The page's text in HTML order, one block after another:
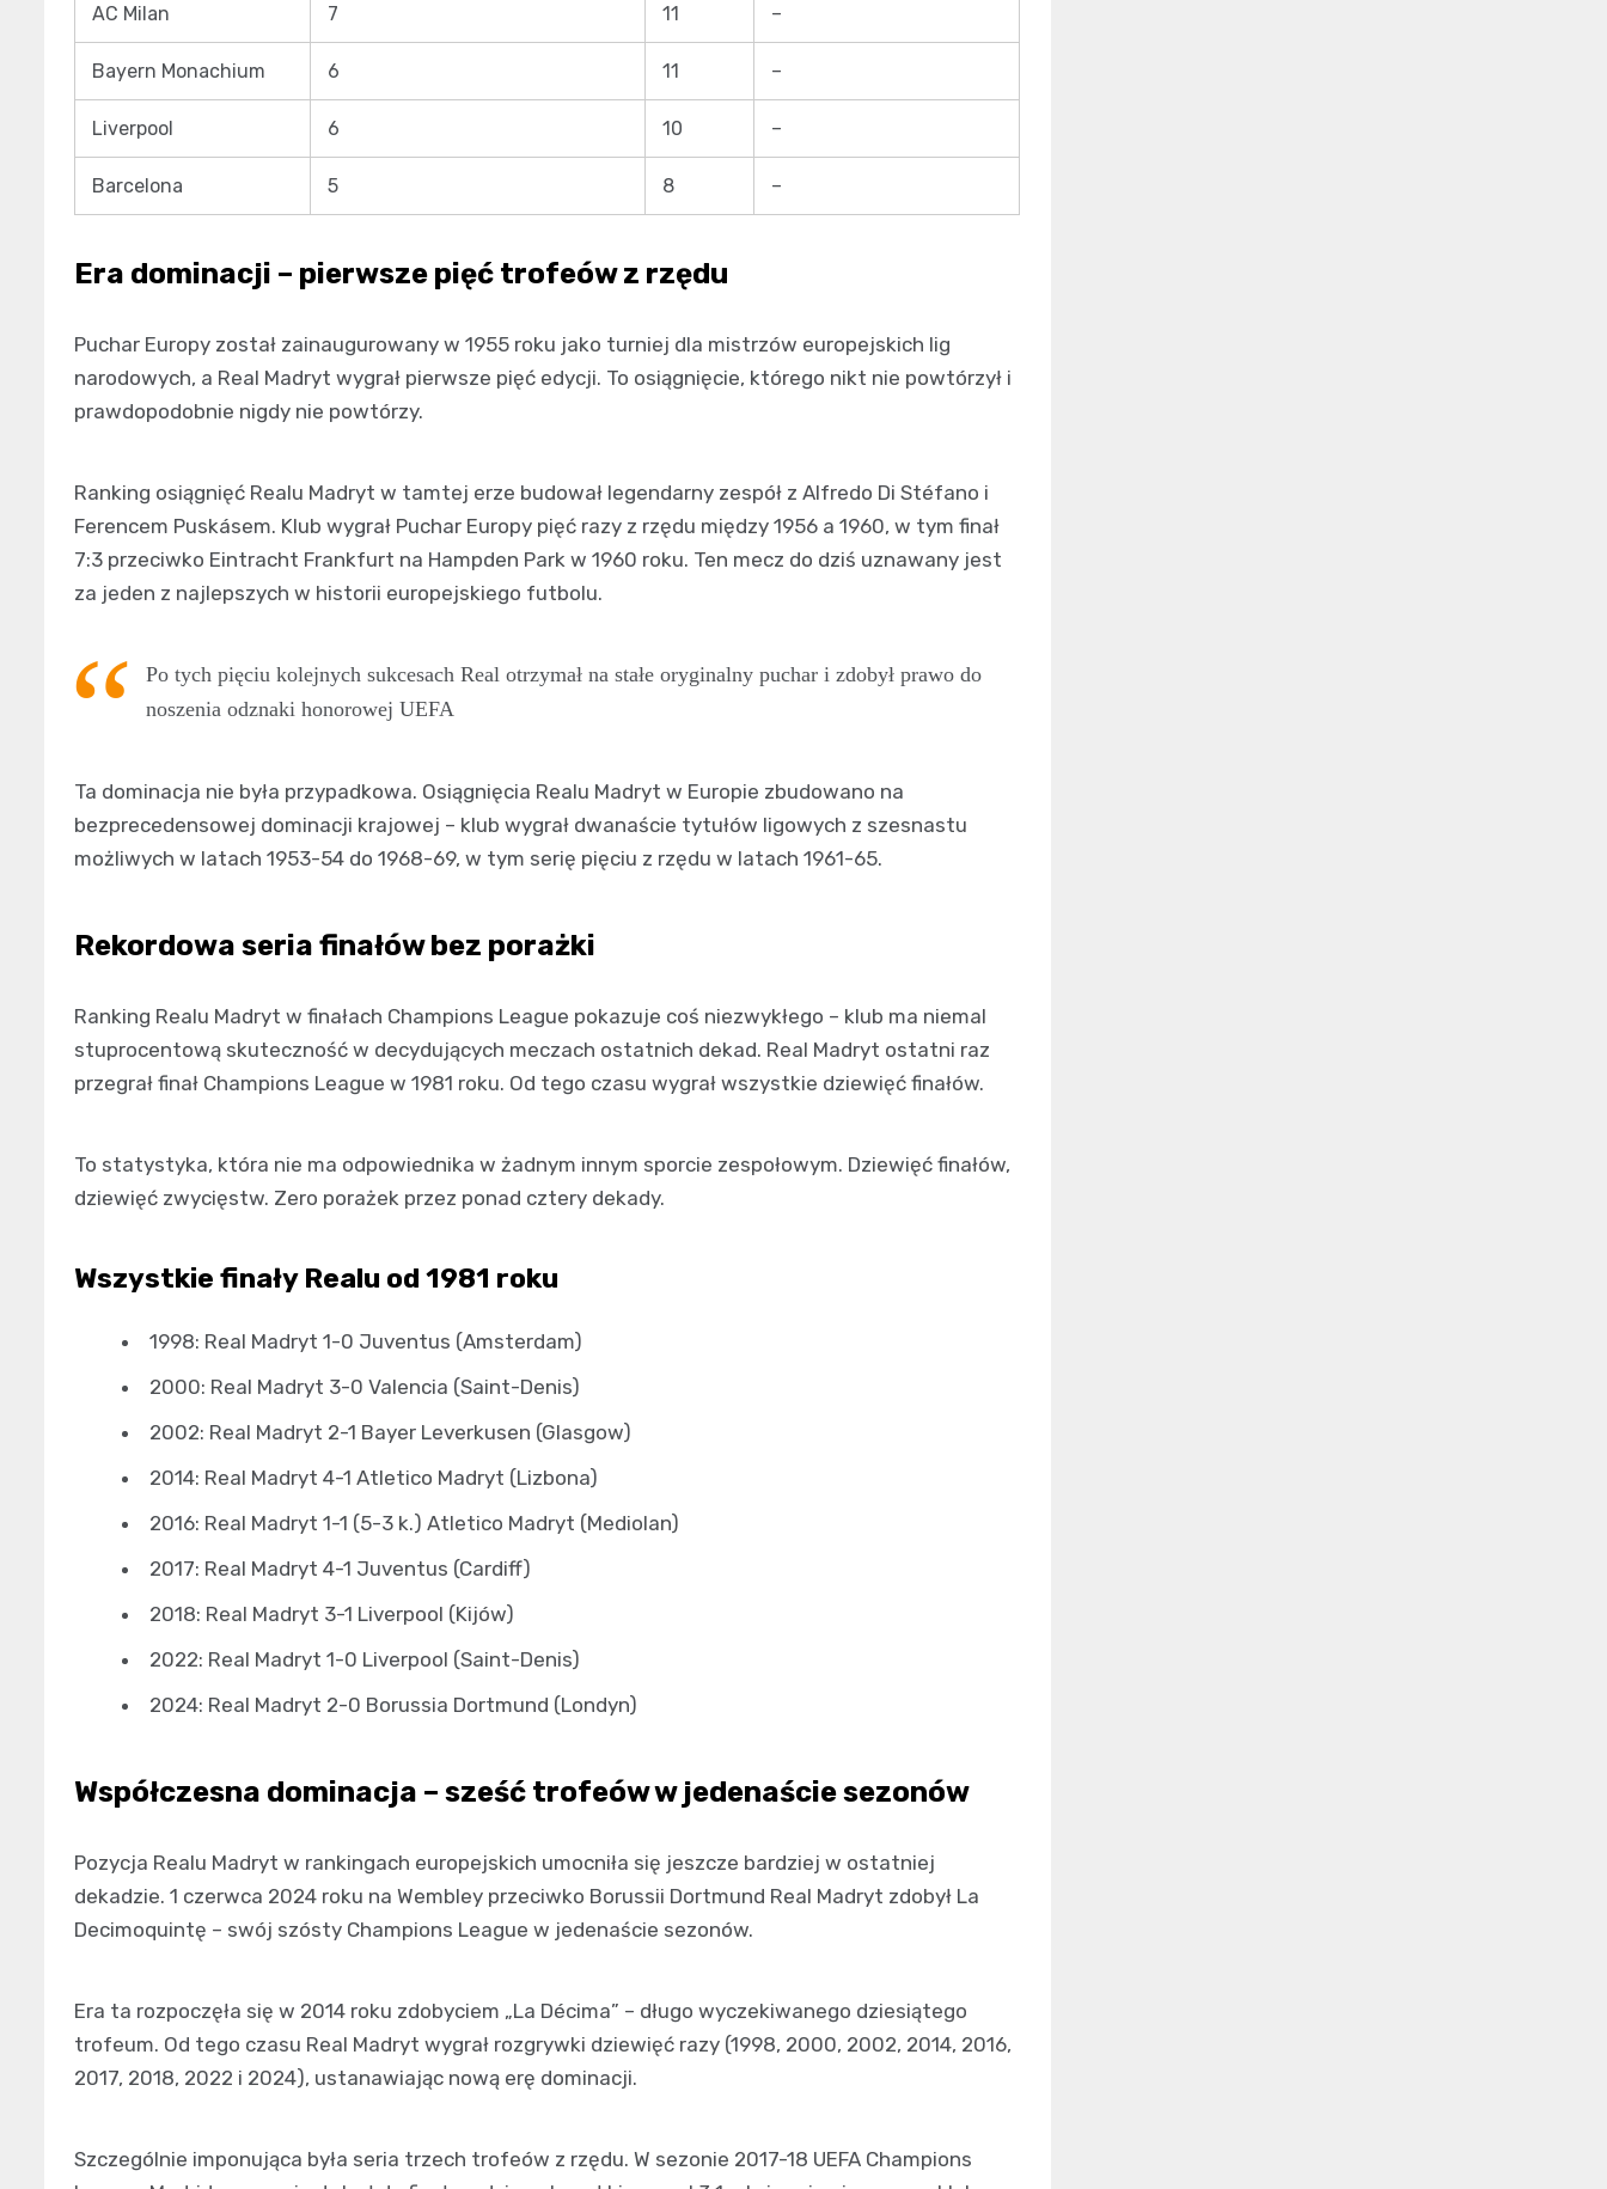
AC Milan 7 11 –
Bayern Monachium 6 11 –
Liverpool 6 10 –
Barcelona 5 8 –
Era dominacji – pierwsze pięć trofeów z rzędu
Puchar Europy został zainaugurowany w 1955 roku jako turniej dla mistrzów europejskich lig
narodowych, a Real Madryt wygrał pierwsze pięć edycji. To osiągnięcie, którego nikt nie powtórzył i
prawdopodobnie nigdy nie powtórzy.
Ranking osiągnięć Realu Madryt w tamtej erze budował legendarny zespół z Alfredo Di Stéfano i
Ferencem Puskásem. Klub wygrał Puchar Europy pięć razy z rzędu między 1956 a 1960, w tym finał
7:3 przeciwko Eintracht Frankfurt na Hampden Park w 1960 roku. Ten mecz do dziś uznawany jest
za jeden z najlepszych w historii europejskiego futbolu.
Po tych pięciu kolejnych sukcesach Real otrzymał na stałe oryginalny puchar i zdobył prawo do
noszenia odznaki honorowej UEFA
Ta dominacja nie była przypadkowa. Osiągnięcia Realu Madryt w Europie zbudowano na
bezprecedensowej dominacji krajowej – klub wygrał dwanaście tytułów ligowych z szesnastu
możliwych w latach 1953-54 do 1968-69, w tym serię pięciu z rzędu w latach 1961-65.
Rekordowa seria finałów bez porażki
Ranking Realu Madryt w finałach Champions League pokazuje coś niezwykłego – klub ma niemal
stuprocentową skuteczność w decydujących meczach ostatnich dekad. Real Madryt ostatni raz
przegrał finał Champions League w 1981 roku. Od tego czasu wygrał wszystkie dziewięć finałów.
To statystyka, która nie ma odpowiednika w żadnym innym sporcie zespołowym. Dziewięć finałów,
dziewięć zwycięstw. Zero porażek przez ponad cztery dekady.
Wszystkie finały Realu od 1981 roku
1998: Real Madryt 1-0 Juventus (Amsterdam)
2000: Real Madryt 3-0 Valencia (Saint-Denis)
2002: Real Madryt 2-1 Bayer Leverkusen (Glasgow)
2014: Real Madryt 4-1 Atletico Madryt (Lizbona)
2016: Real Madryt 1-1 (5-3 k.) Atletico Madryt (Mediolan)
2017: Real Madryt 4-1 Juventus (Cardiff)
2018: Real Madryt 3-1 Liverpool (Kijów)
2022: Real Madryt 1-0 Liverpool (Saint-Denis)
2024: Real Madryt 2-0 Borussia Dortmund (Londyn)
Współczesna dominacja – sześć trofeów w jedenaście sezonów
Pozycja Realu Madryt w rankingach europejskich umocniła się jeszcze bardziej w ostatniej
dekadzie. 1 czerwca 2024 roku na Wembley przeciwko Borussii Dortmund Real Madryt zdobył La
Decimoquintę – swój szósty Champions League w jedenaście sezonów.
Era ta rozpoczęła się w 2014 roku zdobyciem „La Décima” – długo wyczekiwanego dziesiątego
trofeum. Od tego czasu Real Madryt wygrał rozgrywki dziewięć razy (1998, 2000, 2002, 2014, 2016,
2017, 2018, 2022 i 2024), ustanawiając nową erę dominacji.
Szczególnie imponująca była seria trzech trofeów z rzędu. W sezonie 2017-18 UEFA Champions